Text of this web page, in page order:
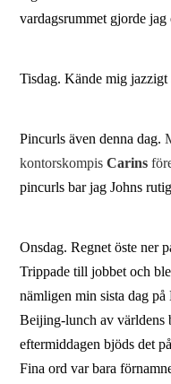
vardagsrummet gjorde jag
Tisdag. Kände mig
Pincurls även denna dag.
kontorskompisCarins
pincurls bar jag Johns
Onsdag. Regnet öste ner
Trippade till jobbet och
nämligen min sista dag
Beijing-lunch av världens
eftermiddagen bjöds det
Fina ord var bara